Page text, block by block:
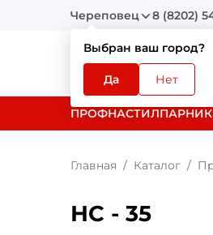
Череповец
Выбран ваш город?
Да Нет
8 (8202)
ПРОФНАСТИЛ
Главная Каталог
НС - 35